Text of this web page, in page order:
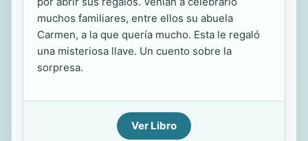
muchos familiares, entre ellos su abuela
Carmen, a la que quería mucho. Esta le regaló
una misteriosa llave. Un cuento sobre la
sorpresa.
Ver Libro